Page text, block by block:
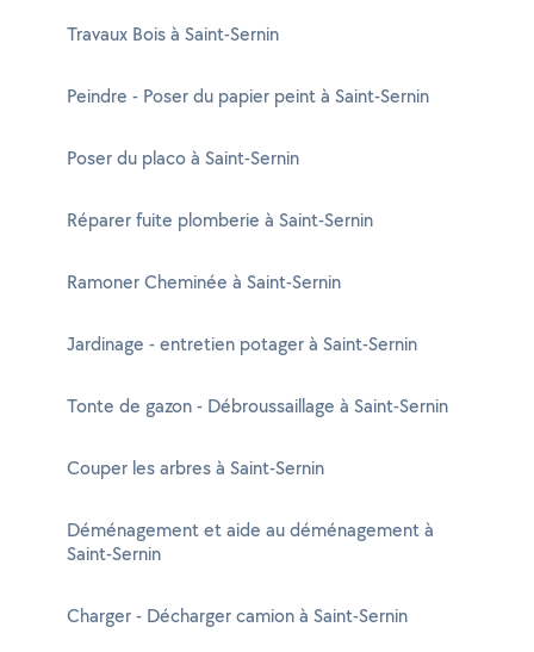
Travaux Bois à Saint-Sernin
Peindre - Poser du papier peint à Saint-Sernin
Poser du placo à Saint-Sernin
Réparer fuite plomberie à Saint-Sernin
Ramoner Cheminée à Saint-Sernin
Jardinage - entretien potager à Saint-Sernin
Tonte de gazon - Débroussaillage à Saint-Sernin
Couper les arbres à Saint-Sernin
Déménagement et aide au déménagement à
Saint-Sernin
Charger - Décharger camion à Saint-Sernin